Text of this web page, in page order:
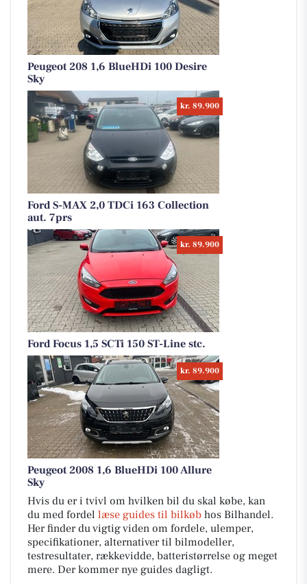
Peugeot 208 1,6 BlueHDi 100 Desire
Sky
kr. 89.900
Ford S-MAX 2,0 TDCi 163 Collection
aut. 7prs
kr. 89.900
Ford Focus 1,5 SCTi 150 ST-Line stc.
kr. 89.900
Peugeot 2008 1,6 BlueHDi 100 Allure
Sky
Hvis du er i tvivl om hvilken bil du skal købe, kan
du med fordel læse guides til bilkøb hos Bilhandel.
Her finder du vigtig viden om fordele, ulemper,
specifikationer, alternativer til bilmodeller,
testresultater, rækkevidde, batteristørrelse og meget
mere. Der kommer nye guides dagligt.